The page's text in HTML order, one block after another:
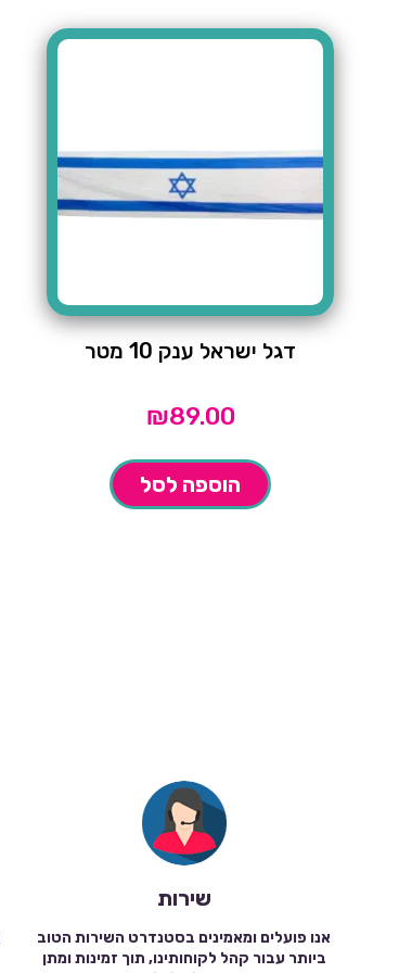
דגל ישראל ענק 10 מטר
₪89.00
הוספה לסל
שירות
אנו פועלים ומאמינים בסטנדרט השירות הטוב
ביותר עבור קהל לקוחותינו, תוך זמינות ומתן